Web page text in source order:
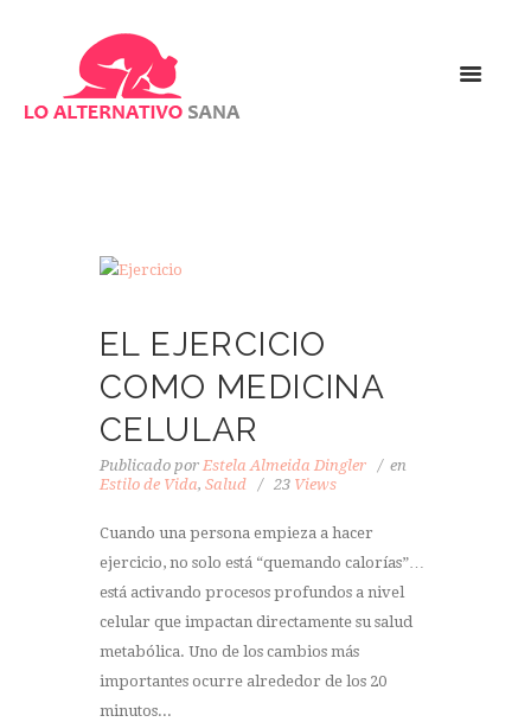
EL EJERCICIO
COMO MEDICINA
CELULAR
Publicado por Estela Almeida Dingler
en
Estilo de Vida, Salud 23 Views
Cuando una persona empieza a hacer
ejercicio, no solo está “quemando calorías”…
está activando procesos profundos a nivel
celular que impactan directamente su salud
metabólica. Uno de los cambios más
importantes ocurre alrededor de los 20
minutos...